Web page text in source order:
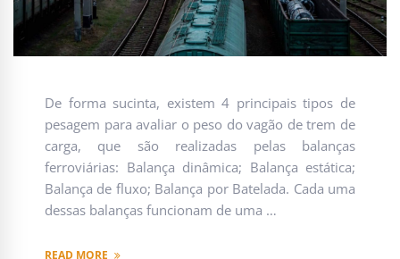
De forma sucinta, existem 4 principais tipos de
pesagem para avaliar o peso do vagão de trem de
carga, que são realizadas pelas balanças
ferroviárias: Balança dinâmica; Balança estática;
Balança de fluxo; Balança por Batelada. Cada uma
dessas balanças funcionam de uma …
READ MORE